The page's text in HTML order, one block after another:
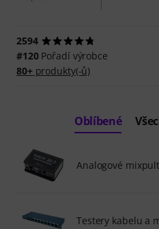
2594
#120Pořadí výrobce
80+produkty(-ů)
Oblíbené
Analogové
Testery kabelu a